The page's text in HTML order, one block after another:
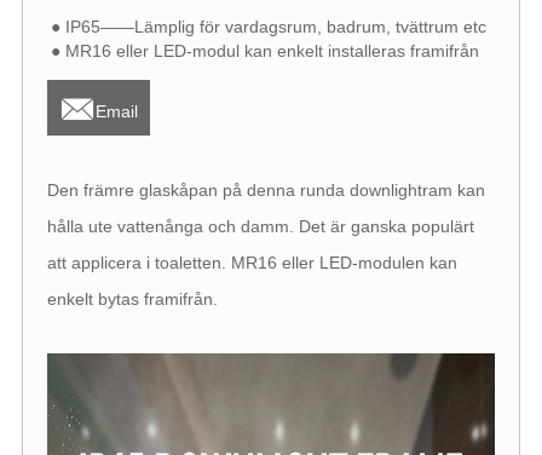
● IP65——Lämplig för vardagsrum, badrum, tvättrum etc
● MR16 eller LED-modul kan enkelt installeras framifrån
Email
Den främre glaskåpan på denna runda downlightram kan
hålla ute vattenånga och damm. Det är ganska populärt
att applicera i toaletten. MR16 eller LED-modulen kan
enkelt bytas framifrån.